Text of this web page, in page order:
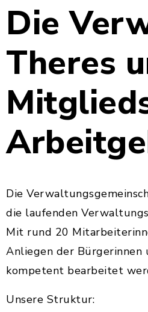
Die
Theres
Die
die laufenden
Mit rund 20
Anliegen der Bürgerinnen
kompetent bearbeitet
Unsere Struktur: